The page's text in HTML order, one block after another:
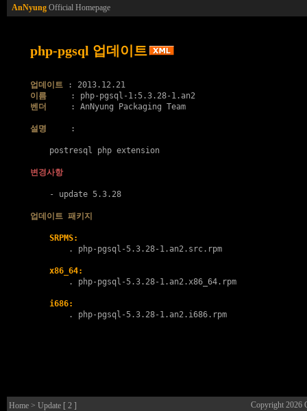
AnNyung Official Homepage
php-pgsql 업데이트
업데이트
이름
벤더
     : AnNyung Packaging Team
설명
     :
    postresql php extension
변경사항
    - update 5.3.28
업데이트 패키지
SRPMS:
        .
php-pgsql-5.3.28-1.an2.src.rpm
x86_64:
        .
php-pgsql-5.3.28-1.an2.x86_64.rpm
i686:
        .
php-pgsql-5.3.28-1.an2.i686.rpm
Home > Update [ 2 ] Copyright 2026